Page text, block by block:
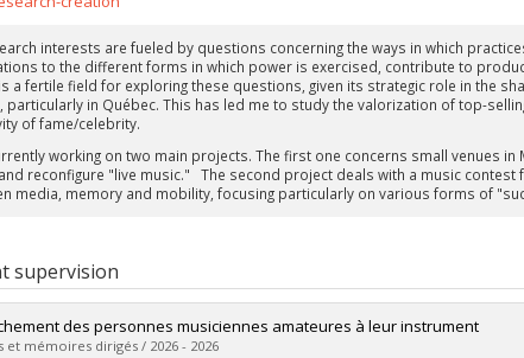
interests are fueled by questions concerning the ways in which
to the different forms in which power is exercised, contribute to
a fertile field for exploring these questions, given its strategic role in the
particularly in Québec. This has led me to study the valorization of top-
of fame/celebrity.
working on two main projects. The first one concerns small venues
reconfigure "live music." The second project deals with a music
media, memory and mobility, focusing particularly on various forms of
supervision
des personnes musiciennes amateures à leur instrument
et mémoires dirigés / 2026 - 2026